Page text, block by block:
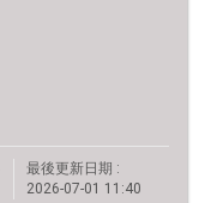
最後更新日期 :
2026-07-01 11:40